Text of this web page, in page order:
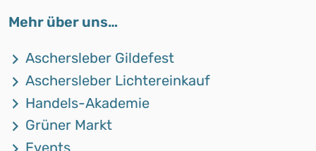
Mehr über uns…
Aschersleber Gildefest
Aschersleber Lichtereinkauf
Handels-Akademie
Grüner Markt
Events